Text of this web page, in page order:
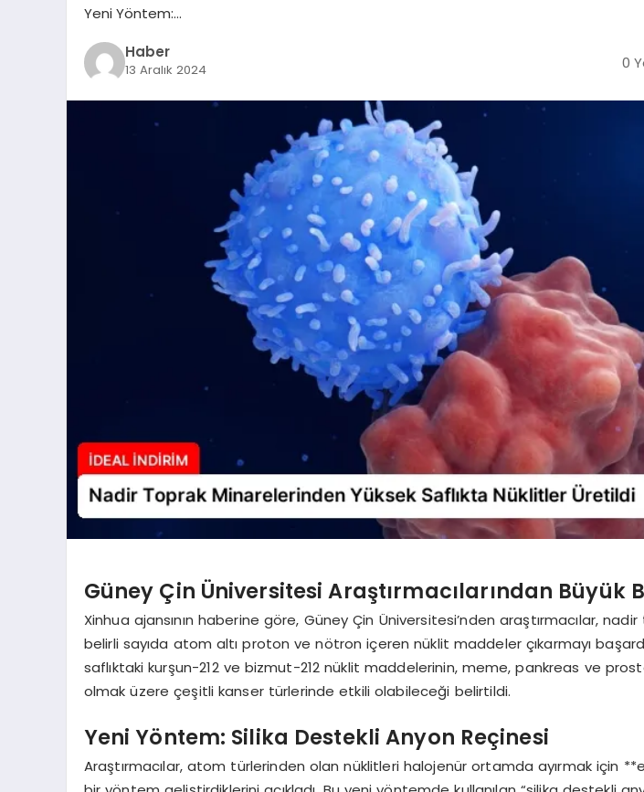
Yeni Yöntem:…
Haber
13 Aralık 2024 0
Güney Çin Üniversitesi Araştırmacılarından Büyük
Xinhua ajansının haberine göre, Güney Çin Üniversitesi’nden araştırmacılar,
belirli sayıda atom altı proton ve nötron içeren nüklit maddeler çıkarmayı
saflıktaki kurşun-212 ve bizmut-212 nüklit maddelerinin, meme, pankreas ve
olmak üzere çeşitli kanser türlerinde etkili olabileceği belirtildi.
Yeni Yöntem: Silika Destekli Anyon Reçinesi
Araştırmacılar, atom türlerinden olan nüklitleri halojenür ortamda ayırmak için